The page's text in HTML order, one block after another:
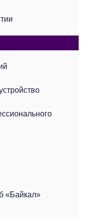
«Байкал»